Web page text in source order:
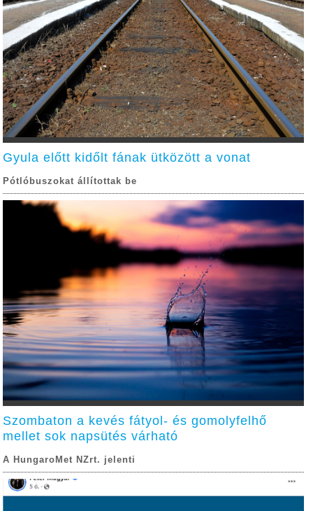
Gyula előtt kidőlt fának ütközött a vonat
Pótlóbuszokat állítottak be
Szombaton a kevés fátyol- és gomolyfelhő
mellet sok napsütés várható
A HungaroMet NZrt. jelenti